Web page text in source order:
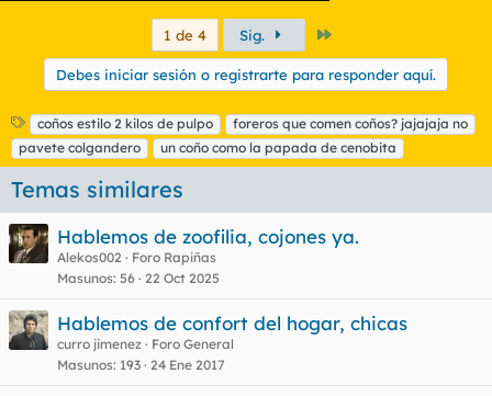
1 de 4 Sig.
Debes iniciar sesión o registrarte para responder aquí.
E
t
i
u
e
t
a
coños estilo 2 kilos de pulpo
foreros que comen coños? jajajaja no
pavete colgandero
un coño como la papada de cenobita
Temas similares
Hablemos de zoofilia, cojones ya.
Alekos002
Foro Rapiñas
Masunos 56 22 Oct 2025
Hablemos de confort del hogar, chicas
curro jimenez
Foro General
Masunos 193 24 Ene 2017